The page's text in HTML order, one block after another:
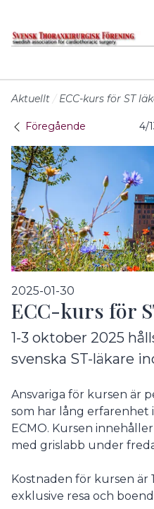
Aktuellt ECC-kurs för ST
Föregående 4/
2025-01-30
ECC-kurs för
1-3 oktober 2025
svenska ST-läkare
Ansvariga för kursen är
som har lång erfarenhet
ECMO. Kursen
med grislabb under
Kostnaden för kursen är
exklusive resa och